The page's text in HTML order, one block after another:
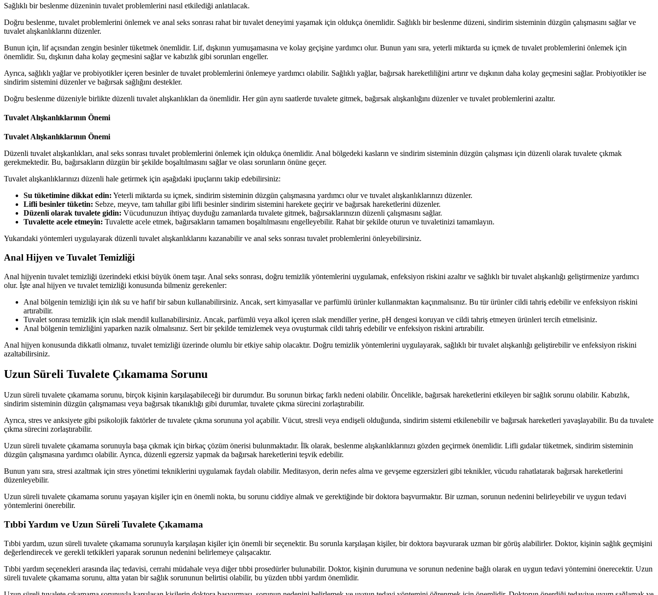
Sağlıklı bir beslenme düzeninin tuvalet problemlerini nasıl etkilediği anlatılacak.
Doğru beslenme, tuvalet problemlerini önlemek ve anal seks sonrası rahat bir tuvalet deneyimi yaşamak için oldukça önemlidir. Sağlıklı bir beslenme düzeni, sindirim sisteminin düzgün çalışmasını sağlar ve
tuvalet alışkanlıklarını düzenler.
Bunun için, lif açısından zengin besinler tüketmek önemlidir. Lif, dışkının yumuşamasına ve kolay geçişine yardımcı olur. Bunun yanı sıra, yeterli miktarda su içmek de tuvalet problemlerini önlemek için
önemlidir. Su, dışkının daha kolay geçmesini sağlar ve kabızlık gibi sorunları engeller.
Ayrıca, sağlıklı yağlar ve probiyotikler içeren besinler de tuvalet problemlerini önlemeye yardımcı olabilir. Sağlıklı yağlar, bağırsak hareketliliğini artırır ve dışkının daha kolay geçmesini sağlar. Probiyotikler ise
sindirim sistemini düzenler ve bağırsak sağlığını destekler.
Doğru beslenme düzeniyle birlikte düzenli tuvalet alışkanlıkları da önemlidir. Her gün aynı saatlerde tuvalete gitmek, bağırsak alışkanlığını düzenler ve tuvalet problemlerini azaltır.
Tuvalet Alışkanlıklarının Önemi
Tuvalet Alışkanlıklarının Önemi
Düzenli tuvalet alışkanlıkları, anal seks sonrası tuvalet problemlerini önlemek için oldukça önemlidir. Anal bölgedeki kasların ve sindirim sisteminin düzgün çalışması için düzenli olarak tuvalete çıkmak
gerekmektedir. Bu, bağırsakların düzgün bir şekilde boşaltılmasını sağlar ve olası sorunların önüne geçer.
Tuvalet alışkanlıklarınızı düzenli hale getirmek için aşağıdaki ipuçlarını takip edebilirsiniz:
Su tüketimine dikkat edin: Yeterli miktarda su içmek, sindirim sisteminin düzgün çalışmasına yardımcı olur ve tuvalet alışkanlıklarınızı düzenler.
Lifli besinler tüketin: Sebze, meyve, tam tahıllar gibi lifli besinler sindirim sistemini harekete geçirir ve bağırsak hareketlerini düzenler.
Düzenli olarak tuvalete gidin: Vücudunuzun ihtiyaç duyduğu zamanlarda tuvalete gitmek, bağırsaklarınızın düzenli çalışmasını sağlar.
Tuvalette acele etmeyin: Tuvalette acele etmek, bağırsakların tamamen boşaltılmasını engelleyebilir. Rahat bir şekilde oturun ve tuvaletinizi tamamlayın.
Yukarıdaki yöntemleri uygulayarak düzenli tuvalet alışkanlıklarını kazanabilir ve anal seks sonrası tuvalet problemlerini önleyebilirsiniz.
Anal Hijyen ve Tuvalet Temizliği
Anal hijyenin tuvalet temizliği üzerindeki etkisi büyük önem taşır. Anal seks sonrası, doğru temizlik yöntemlerini uygulamak, enfeksiyon riskini azaltır ve sağlıklı bir tuvalet alışkanlığı geliştirmenize yardımcı
olur. İşte anal hijyen ve tuvalet temizliği konusunda bilmeniz gerekenler:
Anal bölgenin temizliği için ılık su ve hafif bir sabun kullanabilirsiniz. Ancak, sert kimyasallar ve parfümlü ürünler kullanmaktan kaçınmalısınız. Bu tür ürünler cildi tahriş edebilir ve enfeksiyon riskini
artırabilir.
Tuvalet sonrası temizlik için ıslak mendil kullanabilirsiniz. Ancak, parfümlü veya alkol içeren ıslak mendiller yerine, pH dengesi koruyan ve cildi tahriş etmeyen ürünleri tercih etmelisiniz.
Anal bölgenin temizliğini yaparken nazik olmalısınız. Sert bir şekilde temizlemek veya ovuşturmak cildi tahriş edebilir ve enfeksiyon riskini artırabilir.
Anal hijyen konusunda dikkatli olmanız, tuvalet temizliği üzerinde olumlu bir etkiye sahip olacaktır. Doğru temizlik yöntemlerini uygulayarak, sağlıklı bir tuvalet alışkanlığı geliştirebilir ve enfeksiyon riskini
azaltabilirsiniz.
Uzun Süreli Tuvalete Çıkamama Sorunu
Uzun süreli tuvalete çıkamama sorunu, birçok kişinin karşılaşabileceği bir durumdur. Bu sorunun birkaç farklı nedeni olabilir. Öncelikle, bağırsak hareketlerini etkileyen bir sağlık sorunu olabilir. Kabızlık,
sindirim sisteminin düzgün çalışmaması veya bağırsak tıkanıklığı gibi durumlar, tuvalete çıkma sürecini zorlaştırabilir.
Ayrıca, stres ve anksiyete gibi psikolojik faktörler de tuvalete çıkma sorununa yol açabilir. Vücut, stresli veya endişeli olduğunda, sindirim sistemi etkilenebilir ve bağırsak hareketleri yavaşlayabilir. Bu da tuvalete
çıkma sürecini zorlaştırabilir.
Uzun süreli tuvalete çıkamama sorunuyla başa çıkmak için birkaç çözüm önerisi bulunmaktadır. İlk olarak, beslenme alışkanlıklarınızı gözden geçirmek önemlidir. Lifli gıdalar tüketmek, sindirim sisteminin
düzgün çalışmasına yardımcı olabilir. Ayrıca, düzenli egzersiz yapmak da bağırsak hareketlerini teşvik edebilir.
Bunun yanı sıra, stresi azaltmak için stres yönetimi tekniklerini uygulamak faydalı olabilir. Meditasyon, derin nefes alma ve gevşeme egzersizleri gibi teknikler, vücudu rahatlatarak bağırsak hareketlerini
düzenleyebilir.
Uzun süreli tuvalete çıkamama sorunu yaşayan kişiler için en önemli nokta, bu sorunu ciddiye almak ve gerektiğinde bir doktora başvurmaktır. Bir uzman, sorunun nedenini belirleyebilir ve uygun tedavi
yöntemlerini önerebilir.
Tıbbi Yardım ve Uzun Süreli Tuvalete Çıkamama
Tıbbi yardım, uzun süreli tuvalete çıkamama sorunuyla karşılaşan kişiler için önemli bir seçenektir. Bu sorunla karşılaşan kişiler, bir doktora başvurarak uzman bir görüş alabilirler. Doktor, kişinin sağlık geçmişini
değerlendirecek ve gerekli tetkikleri yaparak sorunun nedenini belirlemeye çalışacaktır.
Tıbbi yardım seçenekleri arasında ilaç tedavisi, cerrahi müdahale veya diğer tıbbi prosedürler bulunabilir. Doktor, kişinin durumuna ve sorunun nedenine bağlı olarak en uygun tedavi yöntemini önerecektir. Uzun
süreli tuvalete çıkamama sorunu, altta yatan bir sağlık sorununun belirtisi olabilir, bu yüzden tıbbi yardım önemlidir.